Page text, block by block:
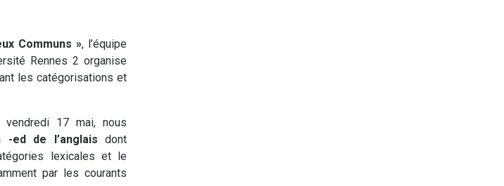
Communs », l’équipe
Rennes 2 organise
les catégorisations et
vendredi 17 mai, nous
-ed de l’anglaisdont
lexicales et le
par les courants